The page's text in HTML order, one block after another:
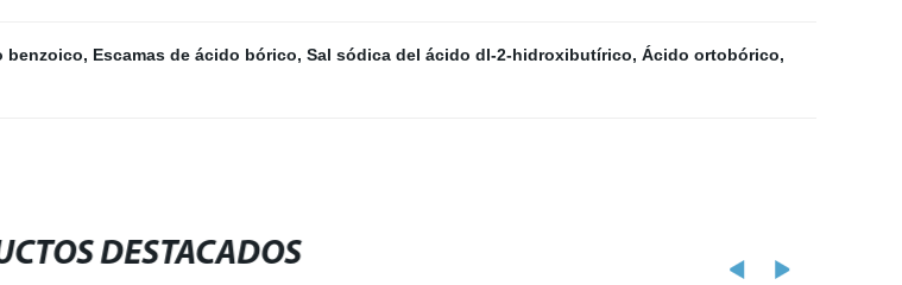
benzoico, Escamas de ácido bórico, Sal sódica del ácido dl-2-hidroxibutírico, Ácido ortobórico,
DESTACADOS